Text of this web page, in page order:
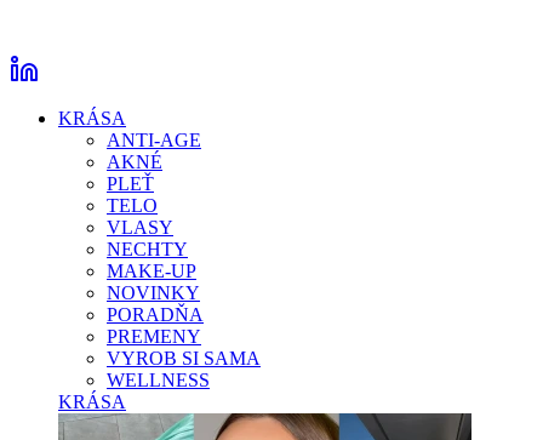
KRÁSA
ANTI-AGE
AKNÉ
PLEŤ
TELO
VLASY
NECHTY
MAKE-UP
NOVINKY
PORADŇA
PREMENY
VYROB SI SAMA
WELLNESS
KRÁSA